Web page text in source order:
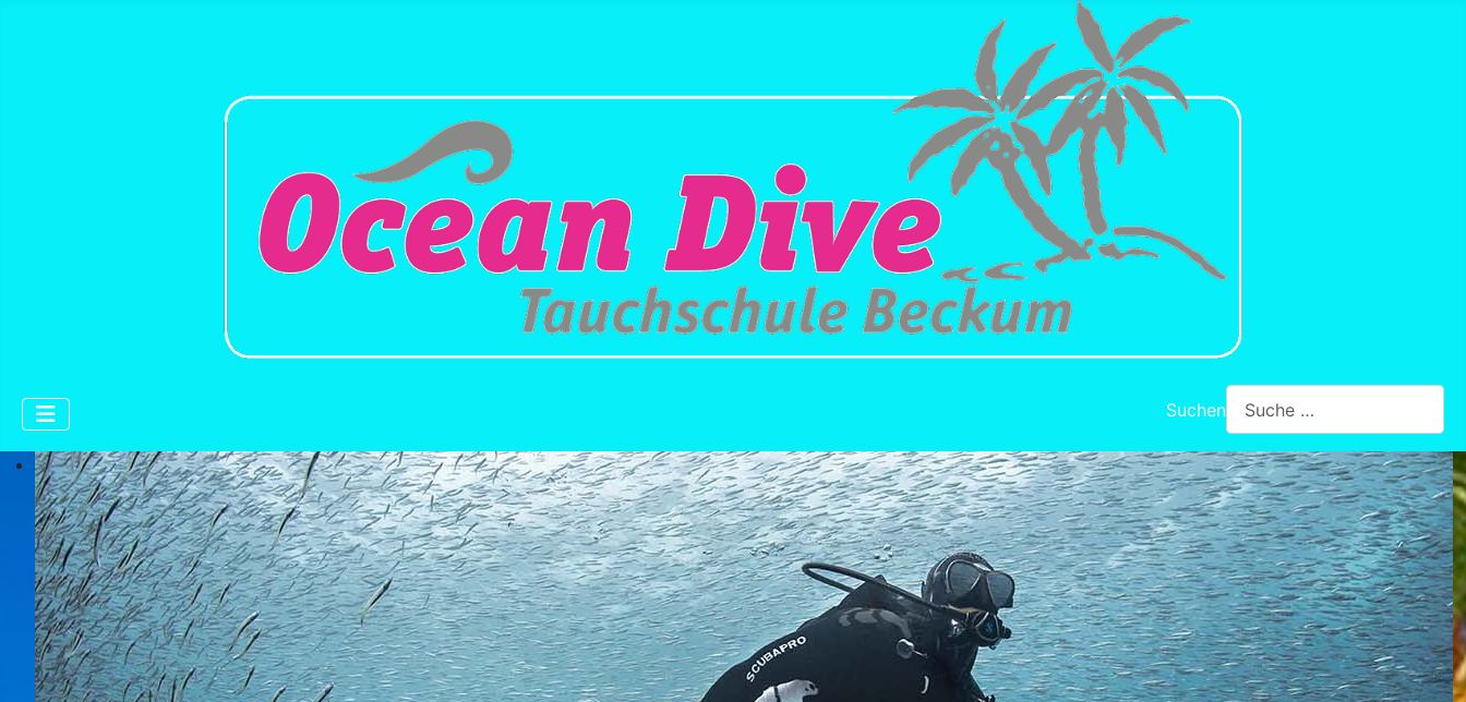
Suchen